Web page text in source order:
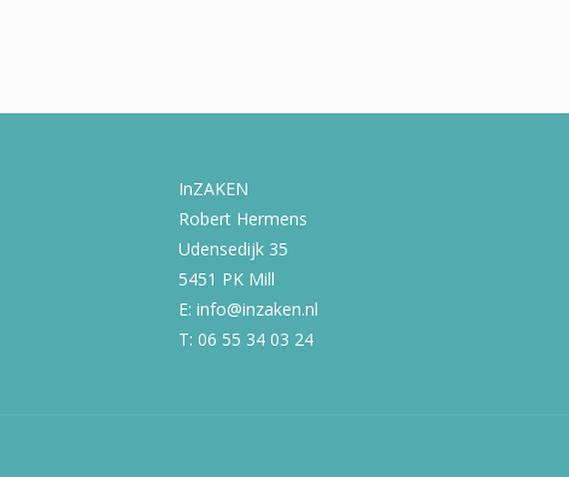
InZAKEN
Robert Hermens
Udensedijk 35
5451 PK Mill
E: info@inzaken.nl
T: 06 55 34 03 24